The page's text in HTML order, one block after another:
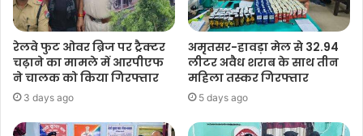
रेलवे फुट ओवर ब्रिज पर ट्रैक्टर
चढ़ाने का मामले में आरपीएफ
ने चालक को किया गिरफ्तार
3 days ago
अमृतसर-हावड़ा मेल से 32.94
लीटर अवैध शराब के साथ तीन
महिला तस्कर गिरफ्तार
5 days ago